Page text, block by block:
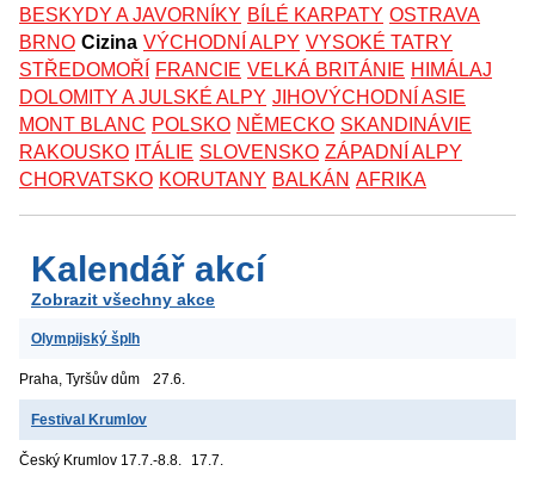
BESKYDY A JAVORNÍKY BÍLÉ KARPATY OSTRAVA
BRNO Cizina VÝCHODNÍ ALPY VYSOKÉ TATRY
STŘEDOMOŘÍ
FRANCIE VELKÁ BRITÁNIE HIMÁLAJ
DOLOMITY A JULSKÉ ALPY JIHOVÝCHODNÍ ASIE
MONT BLANC POLSKO NĚMECKO SKANDINÁVIE
RAKOUSKO ITÁLIE SLOVENSKO ZÁPADNÍ ALPY
CHORVATSKO KORUTANY BALKÁN AFRIKA
Kalendář akcí
Zobrazit všechny akce
Olympijský šplh
Praha, Tyršův dům 27.6.
Festival Krumlov
Český Krumlov 17.7.-8.8. 17.7.